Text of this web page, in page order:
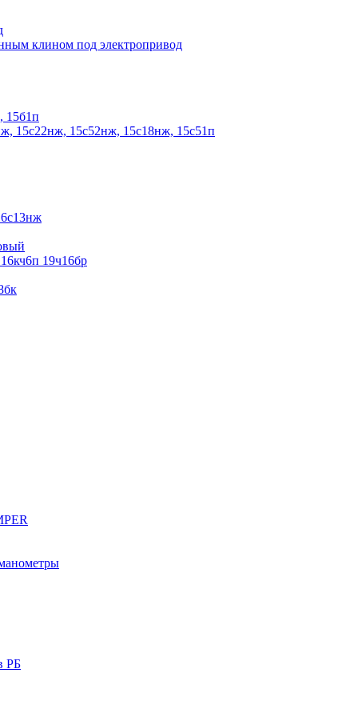
клином под электропривод
15б1п
15с22нж, 15с52нж, 15с18нж, 15с51п
19ч16бр
РБ